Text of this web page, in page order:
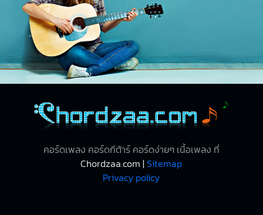
คอร์ดเพลง คอร์ดกีต้าร์ คอร์ดง่ายๆ เนื้อเพลง ที่
Chordzaa.com |Sitemap
Privacy policy